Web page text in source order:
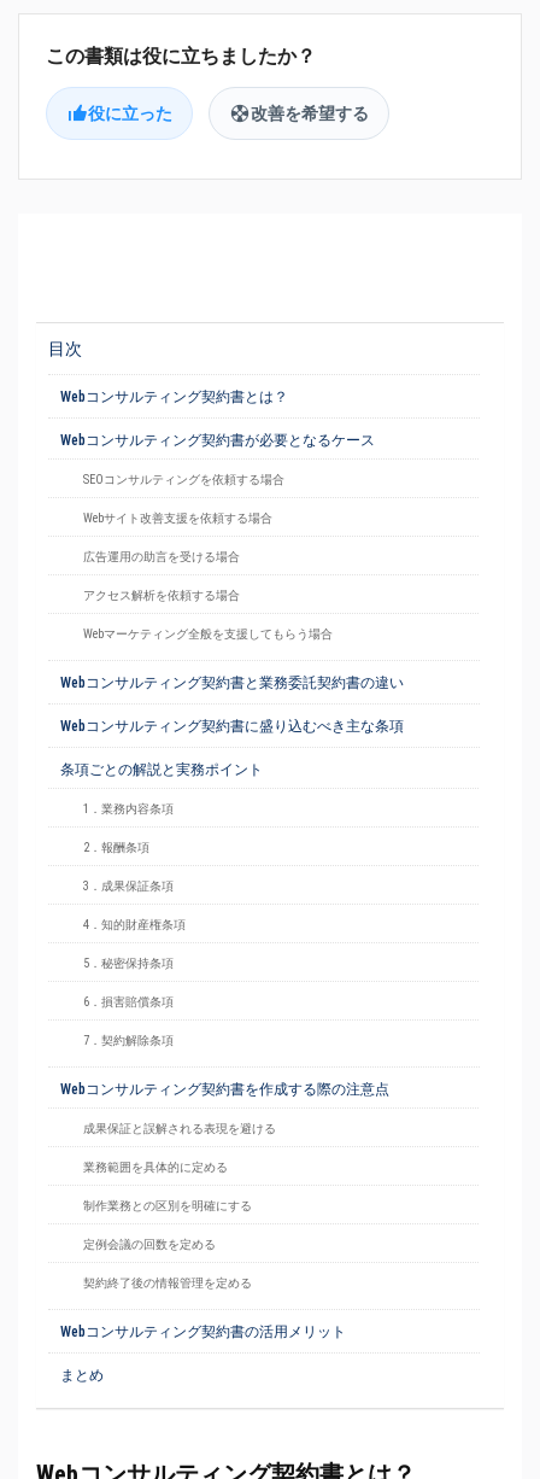
役に立った 改善を希望する
目次
Webコンサルティング契約書とは？
Webコンサルティング契約書が必要となるケース
SEOコンサルティングを依頼する場合
Webサイト改善支援を依頼する場合
広告運用の助言を受ける場合
アクセス解析を依頼する場合
Webマーケティング全般を支援してもらう場合
Webコンサルティング契約書と業務委託契約書の違い
Webコンサルティング契約書に盛り込むべき主な条項
条項ごとの解説と実務ポイント
1．業務内容条項
2．報酬条項
3．成果保証条項
4．知的財産権条項
5．秘密保持条項
6．損害賠償条項
7．契約解除条項
Webコンサルティング契約書を作成する際の注意点
成果保証と誤解される表現を避ける
業務範囲を具体的に定める
制作業務との区別を明確にする
定例会議の回数を定める
契約終了後の情報管理を定める
Webコンサルティング契約書の活用メリット
まとめ